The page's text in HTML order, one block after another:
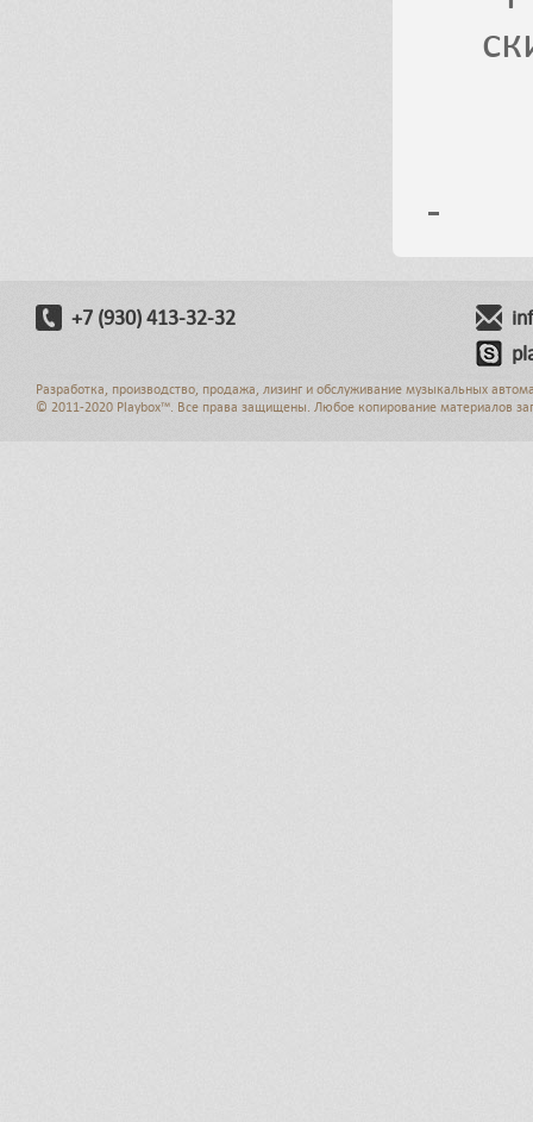
+7 (930) 413-32-32
Разработка, производство, продажа, лизинг и обслуживание музыкальных
© 2011-2020 Playbox™. Все права защищены. Любое копирование материалов